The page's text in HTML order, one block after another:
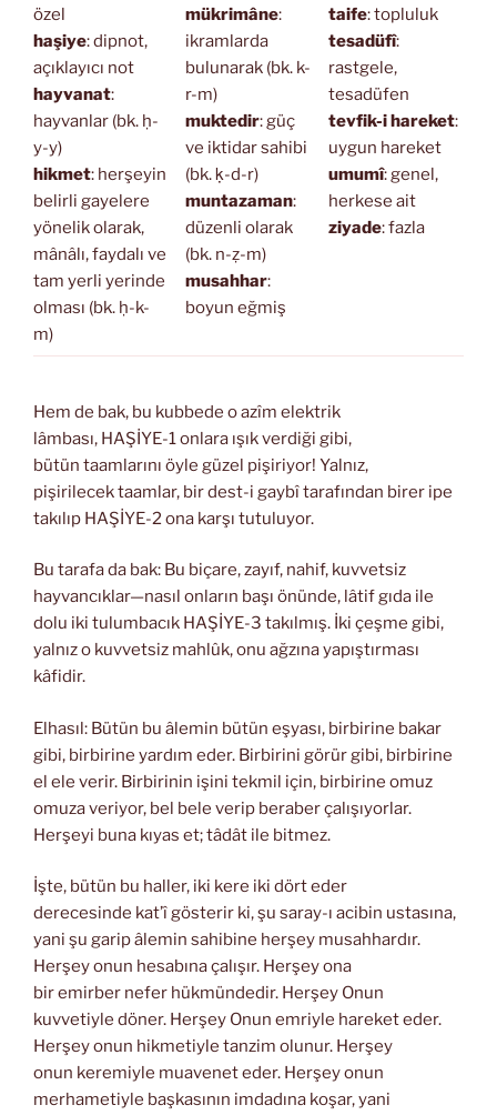
özel
haşiye: dipnot,
açıklayıcı not
hayvanat:
hayvanlar (bk. ḥ-
y-y)
hikmet: herşeyin
belirli gayelere
yönelik olarak,
mânâlı, faydalı ve
tam yerli yerinde
olması (bk. ḥ-k-
m)
mükrimâne:
ikramlarda
bulunarak (bk. k-
r-m)
muktedir: güç
ve iktidar sahibi
(bk. ḳ-d-r)
muntazaman:
düzenli olarak
(bk. n-ẓ-m)
musahhar:
boyun eğmiş
taife: topluluk
tesadüfî:
rastgele,
tesadüfen
tevfik-i hareket:
uygun hareket
umumî: genel,
herkese ait
ziyade: fazla
Hem de bak, bu kubbede o azîm elektrik
lâmbası, HAŞİYE-1 onlara ışık verdiği gibi,
bütün taamlarını öyle güzel pişiriyor! Yalnız,
pişirilecek taamlar, bir dest-i gaybî tarafından birer ipe
takılıp HAŞİYE-2 ona karşı tutuluyor.
Bu tarafa da bak: Bu biçare, zayıf, nahif, kuvvetsiz
hayvancıklar—nasıl onların başı önünde, lâtif gıda ile
dolu iki tulumbacık HAŞİYE-3 takılmış. İki çeşme gibi,
yalnız o kuvvetsiz mahlûk, onu ağzına yapıştırması
kâfidir.
Elhasıl: Bütün bu âlemin bütün eşyası, birbirine bakar
gibi, birbirine yardım eder. Birbirini görür gibi, birbirine
el ele verir. Birbirinin işini tekmil için, birbirine omuz
omuza veriyor, bel bele verip beraber çalışıyorlar.
Herşeyi buna kıyas et; tâdât ile bitmez.
İşte, bütün bu haller, iki kere iki dört eder
derecesinde kat’î gösterir ki, şu saray-ı acibin ustasına,
yani şu garip âlemin sahibine herşey musahhardır.
Herşey onun hesabına çalışır. Herşey ona
bir emirber nefer hükmündedir. Herşey Onun
kuvvetiyle döner. Herşey Onun emriyle hareket eder.
Herşey onun hikmetiyle tanzim olunur. Herşey
onun keremiyle muavenet eder. Herşey onun
merhametiyle başkasının imdadına koşar, yani